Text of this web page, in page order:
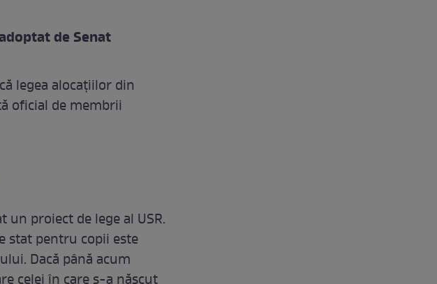
de Senat
legea alocațiilor din
oficial de membrii
proiect de lege al USR.
stat pentru copii este
Dacă până acum